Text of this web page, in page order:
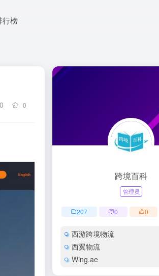
行榜
0 0
跨境百科
管理员
207 0 0
西游跨境物流
西翼物流
Wing.ae